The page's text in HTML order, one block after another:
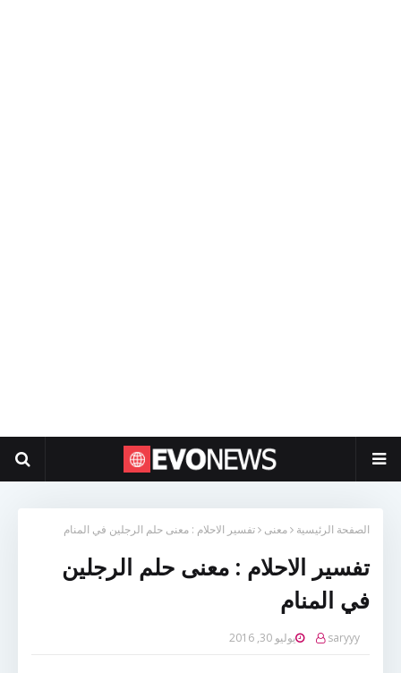
الصفحة الرئيسية معنى تفسير الاحلام : معنى حلم الرجلين في المنام
تفسير الاحلام : معنى حلم الرجلين
في المنام
saryyy يوليو 30, 2016